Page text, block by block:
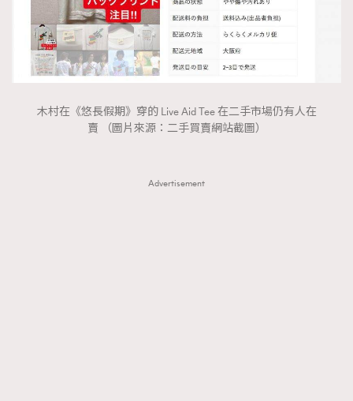
木村在《悠長假期》穿的 Live Aid Tee 在二手市場仍有人在
賣 （圖片來源：二手買賣網站截圖）
Advertisement